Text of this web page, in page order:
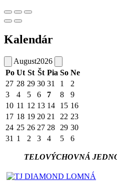
Kalendár
August2026
Po Ut St Št Pia So Ne
27 28 29 30 31 1
2
3
4 5 6 7 8
9
10 11 12 13 14 15 16
17 18 19 20 21 22 23
24 25 26 27 28 29 30
31 1 2 3 4 5 6
TELOVÝCHOVNÁ